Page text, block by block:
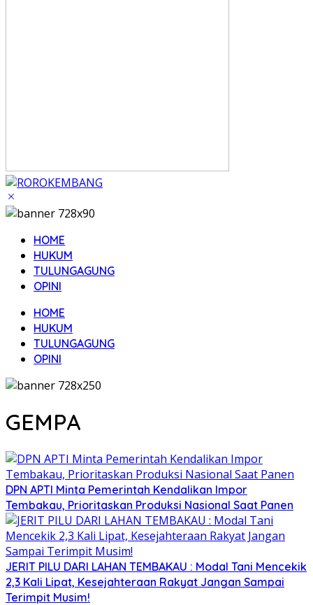
HOME
HUKUM
TULUNGAGUNG
OPINI
HOME
HUKUM
TULUNGAGUNG
OPINI
GEMPA
DPN APTI Minta Pemerintah Kendalikan Impor
Tembakau, Prioritaskan Produksi Nasional Saat Panen
JERIT PILU DARI LAHAN TEMBAKAU ​: Modal Tani Mencekik
2,3 Kali Lipat, Kesejahteraan Rakyat Jangan Sampai
Terimpit Musim!